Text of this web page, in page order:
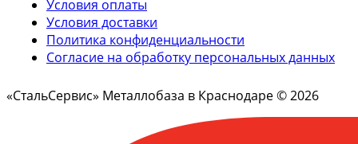
Условия оплаты
Условия доставки
Политика конфиденциальности
Согласие на обработку персональных данных
«СтальСервис» Металлобаза в Краснодаре © 2026